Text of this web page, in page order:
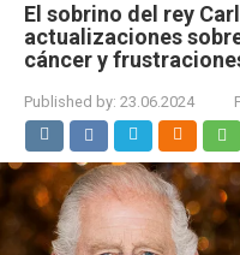
El sobrino del rey
actualizaciones
cáncer y
Published by: 23.06.2024